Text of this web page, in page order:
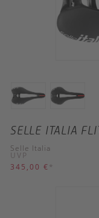
SELLE ITALIA
Selle Italia
UVP
345,00 € *